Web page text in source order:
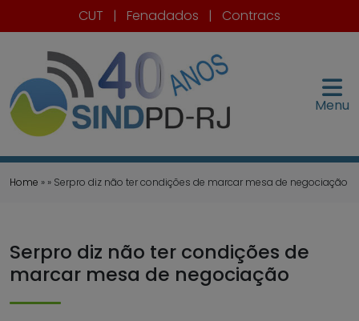
CUT | Fenadados | Contracs
Menu
Home » » Serpro diz não ter condições de marcar mesa de negociação
Serpro diz não ter condições de
marcar mesa de negociação